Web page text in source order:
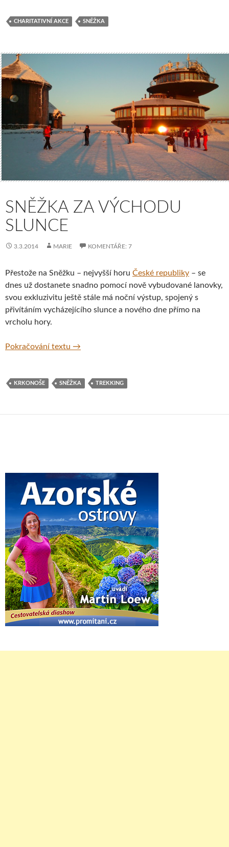
CHARITATIVNÍ AKCE SNĚŽKA
SNĚŽKA ZA VÝCHODU
SLUNCE
3.3.2014 MARIE KOMENTÁŘE: 7
Přestože na Sněžku – nejvyšší horu České republiky – se
dnes už dostanete snadno pomocí nově vybudované lanovky,
svou exkluzivitu ještě stále má noční výstup, spojený s
přivítáním vycházejícího slunce a nového dne přímo na
vrcholu hory.
Pokračování textu Sněžka za východu slunce
→
KRKONOŠE SNĚŽKA TREKKING